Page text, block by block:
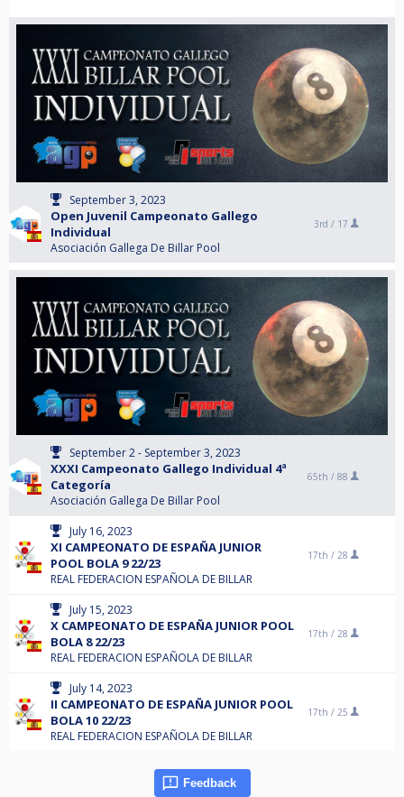
September 3, 2023
Open Juvenil Campeonato Gallego
Individual
Asociación Gallega De Billar Pool
3rd / 17
September 2 - September 3, 2023
XXXI Campeonato Gallego Individual 4ª
Categoría
Asociación Gallega De Billar Pool
65th / 88
July 16, 2023
XI CAMPEONATO DE ESPAÑA JUNIOR
POOL BOLA 9 22/23
REAL FEDERACION ESPAÑOLA DE BILLAR
17th / 28
July 15, 2023
X CAMPEONATO DE ESPAÑA JUNIOR POOL
BOLA 8 22/23
REAL FEDERACION ESPAÑOLA DE BILLAR
17th / 28
July 14, 2023
II CAMPEONATO DE ESPAÑA JUNIOR POOL
BOLA 10 22/23
REAL FEDERACION ESPAÑOLA DE BILLAR
17th / 25
Feedback